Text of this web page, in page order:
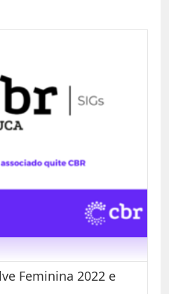
Feminina 2022 e